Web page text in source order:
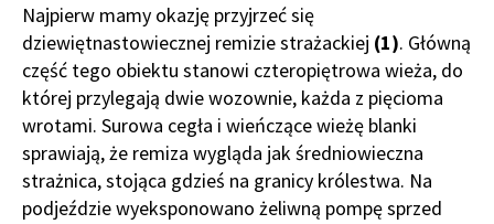
Najpierw mamy okazję przyjrzeć się
dziewiętnastowiecznej remizie strażackiej (1). Główną
część tego obiektu stanowi czteropiętrowa wieża, do
której przylegają dwie wozownie, każda z pięcioma
wrotami. Surowa cegła i wieńczące wieżę blanki
sprawiają, że remiza wygląda jak średniowieczna
strażnica, stojąca gdzieś na granicy królestwa. Na
podjeździe wyeksponowano żeliwną pompę sprzed